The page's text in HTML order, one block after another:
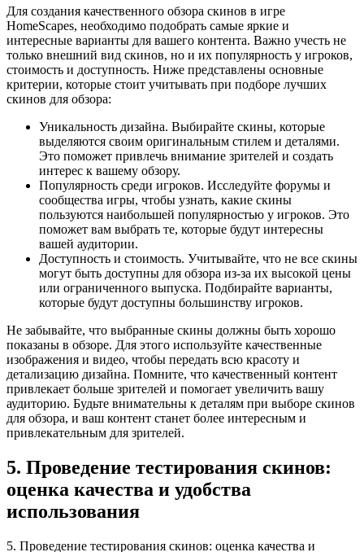
Для создания качественного обзора скинов в игре
HomeScapes, необходимо подобрать самые яркие и
интересные варианты для вашего контента. Важно учесть не
только внешний вид скинов, но и их популярность у игроков,
стоимость и доступность. Ниже представлены основные
критерии, которые стоит учитывать при подборе лучших
скинов для обзора:
Уникальность дизайна. Выбирайте скины, которые
выделяются своим оригинальным стилем и деталями.
Это поможет привлечь внимание зрителей и создать
интерес к вашему обзору.
Популярность среди игроков. Исследуйте форумы и
сообщества игры, чтобы узнать, какие скины
пользуются наибольшей популярностью у игроков. Это
поможет вам выбрать те, которые будут интересны
вашей аудитории.
Доступность и стоимость. Учитывайте, что не все скины
могут быть доступны для обзора из-за их высокой цены
или ограниченного выпуска. Подбирайте варианты,
которые будут доступны большинству игроков.
Не забывайте, что выбранные скины должны быть хорошо
показаны в обзоре. Для этого используйте качественные
изображения и видео, чтобы передать всю красоту и
детализацию дизайна. Помните, что качественный контент
привлекает больше зрителей и помогает увеличить вашу
аудиторию. Будьте внимательны к деталям при выборе скинов
для обзора, и ваш контент станет более интересным и
привлекательным для зрителей.
5. Проведение тестирования скинов:
оценка качества и удобства
использования
5. Проведение тестирования скинов: оценка качества и